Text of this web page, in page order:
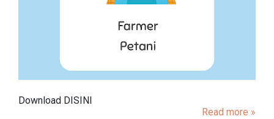
Download DISINI
Read more »